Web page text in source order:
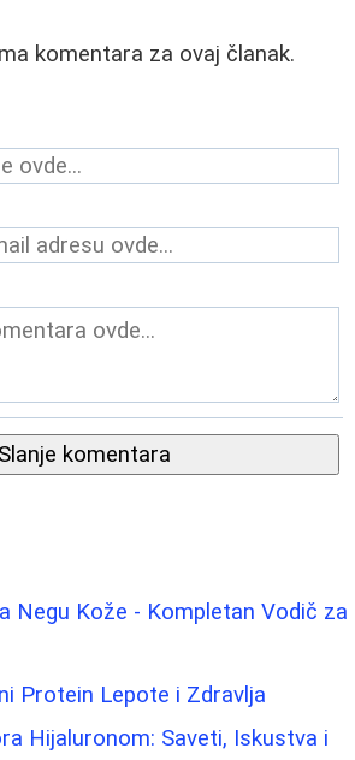
komentara za ovaj članak.
Slanje komentara
Negu Kože - Kompletan Vodič za
Protein Lepote i Zdravlja
Hijaluronom: Saveti, Iskustva i